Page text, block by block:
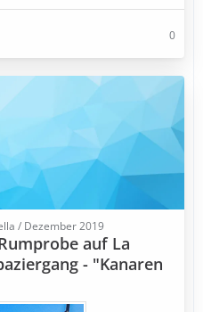
0
/ Dezember 2019
auf La
- "Kanaren